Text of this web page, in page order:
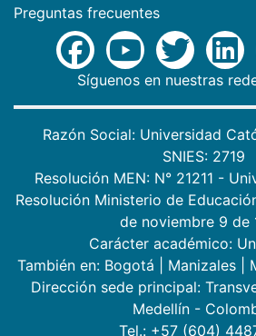
Preguntas frecuentes
Síguenos en nuestras
Razón Social: Universidad
SNIES: 2719
Resolución MEN: N° 21211 -
Resolución Ministerio de
de noviembre 9 de
Carácter académico:
También en: Bogotá Manizales
Dirección sede principal:
Medellín -
Tel.: +57 (604)